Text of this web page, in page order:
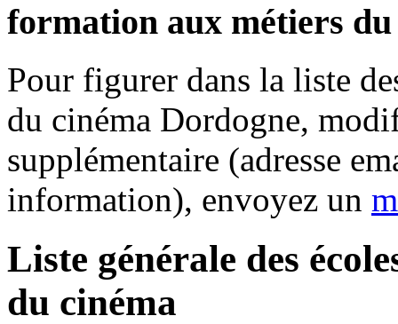
formation aux métiers du
Pour figurer dans la liste
du cinéma Dordogne,
supplémentaire (adresse
information), envoyez un
Liste générale des
du cinéma